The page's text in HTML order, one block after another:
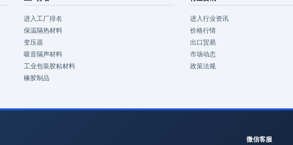
进入工厂排名
保温隔热材料
变压器
吸音隔声材料
工业包装胶粘材料
橡胶制品
进入行业资讯
价格行情
出口贸易
市场动态
政策法规
微信客服